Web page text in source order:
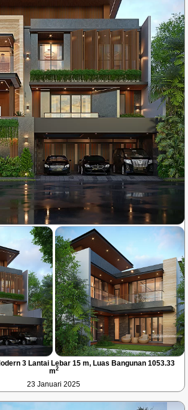
3 Lantai Lebar 15 m, Luas Bangunan 1053.33
m2
23 Januari 2025